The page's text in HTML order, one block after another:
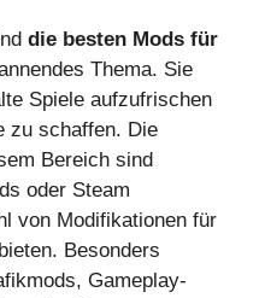
die besten Mods für
Thema. Sie
Spiele aufzufrischen
zu schaffen. Die
Bereich sind
oder Steam
von Modifikationen für
Besonders
Gameplay-